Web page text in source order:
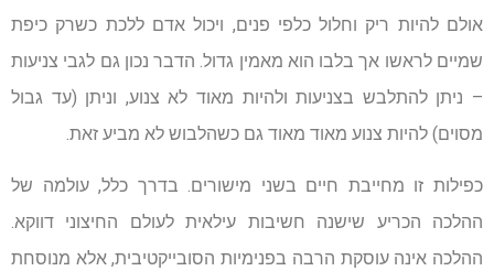
אולם להיות ריק וחלול כלפי פנים, ויכול אדם ללכת כשרק כיפת
שמיים לראשו אך בלבו הוא מאמין גדול. הדבר נכון גם לגבי צניעות
– ניתן להתלבש בצניעות ולהיות מאוד לא צנוע, וניתן (עד גבול
מסוים) להיות צנוע מאוד מאוד גם כשהלבוש לא מביע זאת.
כפילות זו מחייבת חיים בשני מישורים. בדרך כלל, עולמה של
ההלכה הכריע שישנה חשיבות עילאית לעולם החיצוני דווקא.
ההלכה אינה עוסקת הרבה בפנימיות הסובייקטיבית, אלא מנוסחת